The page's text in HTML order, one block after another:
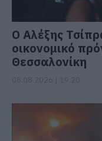
Ο Αλέξης
οικονομικό
Θεσσαλονίκη